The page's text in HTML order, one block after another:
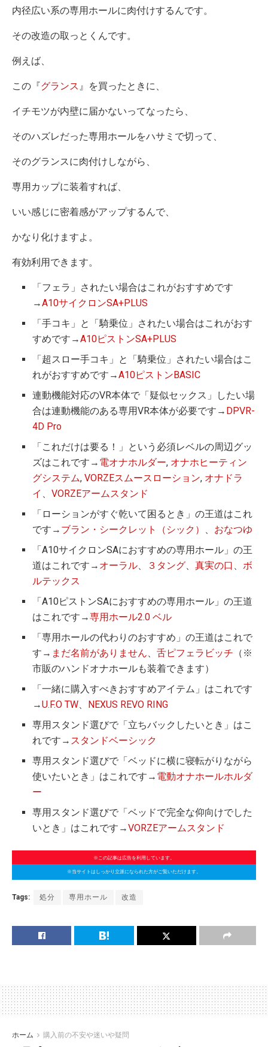
内径広い系の専用ホールに肉付けするんです。
その改造の取っとくんです。
例えば、
この『グランス 』を買ったときに、
イチモツが内壁に届かないってなったら、
そのハズレだった専用ホールをハサミで切って、
そのグランスに肉付けしながら、
専用カップに装着すれば、
いい感じに密着感がアップするんで、
かなり化けますよ。
有効利用できます。
「フェラ」されたい場合はこれがおすすめです
→A10サイクロンSA+PLUS
「手コキ」と「騎乗位」されたい場合はこれがおす
すめです→A10ピストンSA+PLUS
「超スロー手コキ」と「騎乗位」されたい場合はこ
れがおすすめです→A10ピストンBASIC
連動機能対応のVR本体で「疑似セックス」したい場
合は連動機能のある専用VR本体が必要です→ DPVR-
4D Pro
「これだけは要る！」という必須レベルの周辺グッ
ズはこれです→ 電オナホルダー, オナホヒーティン
グシステム,VORZEスムースローション, オナドラ
イ 、VORZEアームスタンド
「ローションがすぐ乾いて困るとき」の王道はこれ
です→ ブラン・シークレット（シック） 、 おなつゆ
「A10サイクロンSAにおすすめの専用ホール」の王
道はこれです→ オーラル、 ３タング、真実の口 、ボ
ルテックス
「A10ピストンSAにおすすめの専用ホール」の王道
はこれです→専用ホール2.0 ベル
「専用ホールの代わりのおすすめ」の王道はこれで
す→ まだ名前がありません、舌ピフェラビッチ （※
市販のハンドオナホールも装着できます）
「一緒に購入すべきおすすめアイテム」はこれです
→U.F.O TW、 NEXUS REVO RING
専用スタンド選びで「立ちバックしたいとき」はこ
れです→ スタンドベーシック
専用スタンド選びで「ベッドに横に寝転がりながら
使いたいとき」はこれです→ 電動オナホールホルダ
ー
専用スタンド選びで「ベッドで完全な仰向けでした
いとき」はこれです→VORZEアームスタンド
※この記事は広告を利用しています。
※当サイトはしっかり立派になられた方がご覧いただけます。
Tags: 処分 専用ホール 改造
ホーム 購入前の不安や迷いや疑問